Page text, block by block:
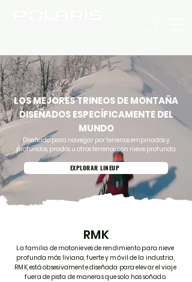
LOS MEJORES TRINEOS DE MONTAÑA
DISEÑADOS ESPECÍFICAMENTE DEL
MUNDO
Diseñado para navegar por terrenos empinados y
profundos, prados u otros terrenos con nieve profunda.
EXPLORAR LINEUP
RMK
La familia de motonieves de rendimiento para nieve
profunda más liviana, fuerte y móvil de la industria,
RMK, está obsesivamente diseñada para elevar el viaje
fuera de pista de maneras que solo has soñado.